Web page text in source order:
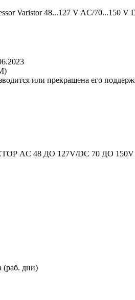
Varistor 48...127 V AC/70...150
или прекращена его
AC 48 ДO 127V/DC 70 ДO
(раб. дни)